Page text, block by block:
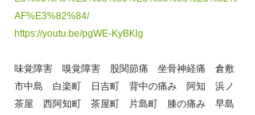
AF%E3%82%84/
https://youtu.be/pgWE-KyBKlg
味覚障害　嗅覚障害　股関節痛　坐骨神経痛　倉敷
市中島　白楽町　日吉町　背中の痛み　阿知　浜ノ
茶屋　西阿知町　茶屋町　片島町　膝の痛み　早島